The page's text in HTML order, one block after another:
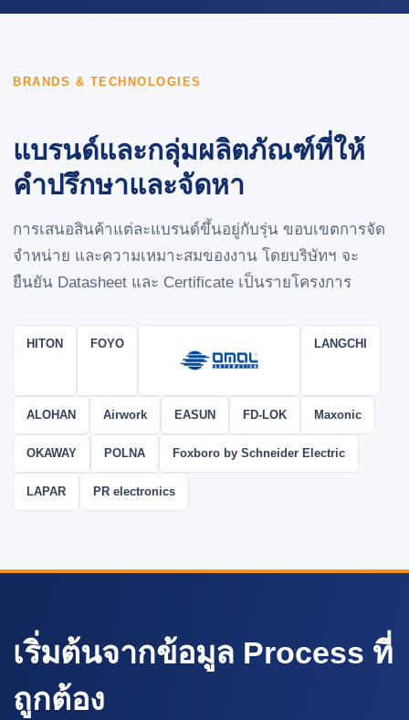
BRANDS & TECHNOLOGIES
แบรนด์และกลุ่มผลิตภัณฑ์ที่ให้
คำปรึกษาและจัดหา
การเสนอสินค้าแต่ละแบรนด์ขึ้นอยู่กับรุ่น ขอบเขตการจัด
จำหน่าย และความเหมาะสมของงาน โดยบริษัทฯ จะ
ยืนยัน Datasheet และ Certificate เป็นรายโครงการ
HITON FOYO LANGCHI
ALOHAN Airwork EASUN FD-LOK Maxonic
OKAWAY POLNA Foxboro by Schneider Electric
LAPAR PR electronics
เริ่มต้นจากข้อมูล Process ที่
ถูกต้อง